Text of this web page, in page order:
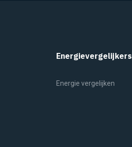
Energievergelijkers
Energie vergelijken